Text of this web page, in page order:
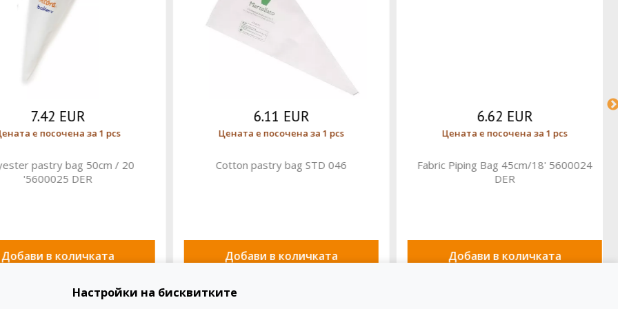
7.42 EUR
е посочена за 1 pcs
pastry bag 50cm / 20
'5600025 DER
в количката
6.11 EUR
Цената е посочена за 1 pcs
Cotton pastry bag STD 046
Добави в количката
6.62 EUR
Цената е посочена за 1 pcs
Fabric Piping Bag 45cm/18' 5600024
DER
Добави в количката
Настройки на бисквитките